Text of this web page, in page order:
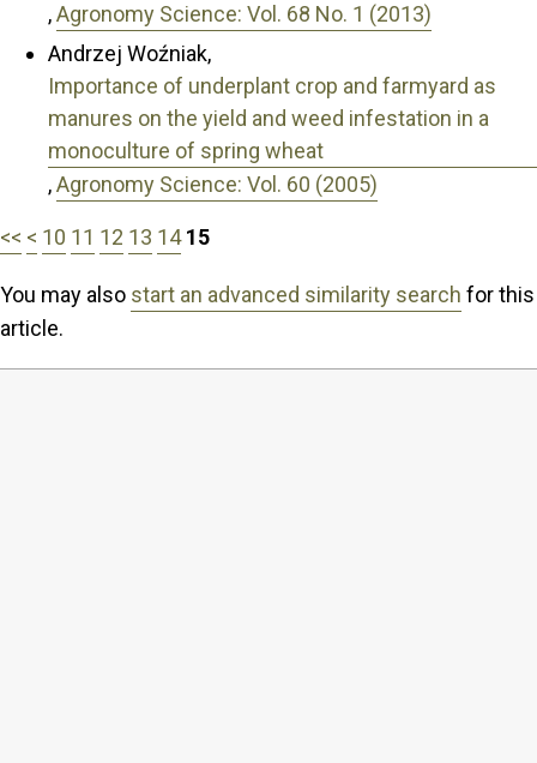
,Agronomy Science: Vol. 68 No. 1 (2013)
Andrzej Woźniak,
Importance of underplant crop and farmyard as
manures on the yield and weed infestation in a
monoculture of spring wheat
,Agronomy Science: Vol. 60 (2005)
<< < 10 11 12 13 14 15
You may also start an advanced similarity search for this
article.